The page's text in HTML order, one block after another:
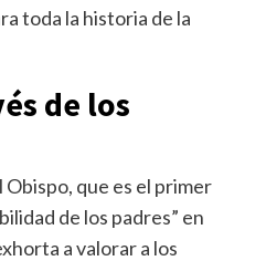
toda la historia de la
de los
Obispo, que es el primer
de los padres” en
a valorar a los